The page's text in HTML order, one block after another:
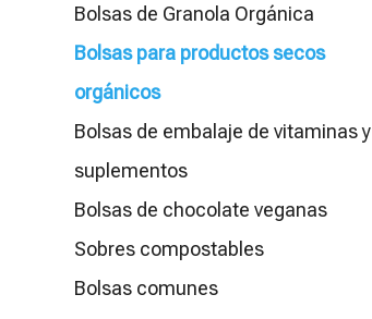
Bolsas de Granola Orgánica
Bolsas para productos secos
orgánicos
Bolsas de embalaje de vitaminas y
suplementos
Bolsas de chocolate veganas
Sobres compostables
Bolsas comunes